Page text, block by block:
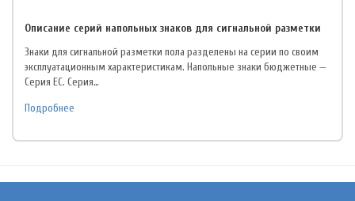
Описание серий напольных знаков для сигнальной разметки
Знаки для сигнальной разметки пола разделены на серии по своим
эксплуатационным характеристикам. Напольные знаки бюджетные —
Серия EC. Серия…
Подробнее